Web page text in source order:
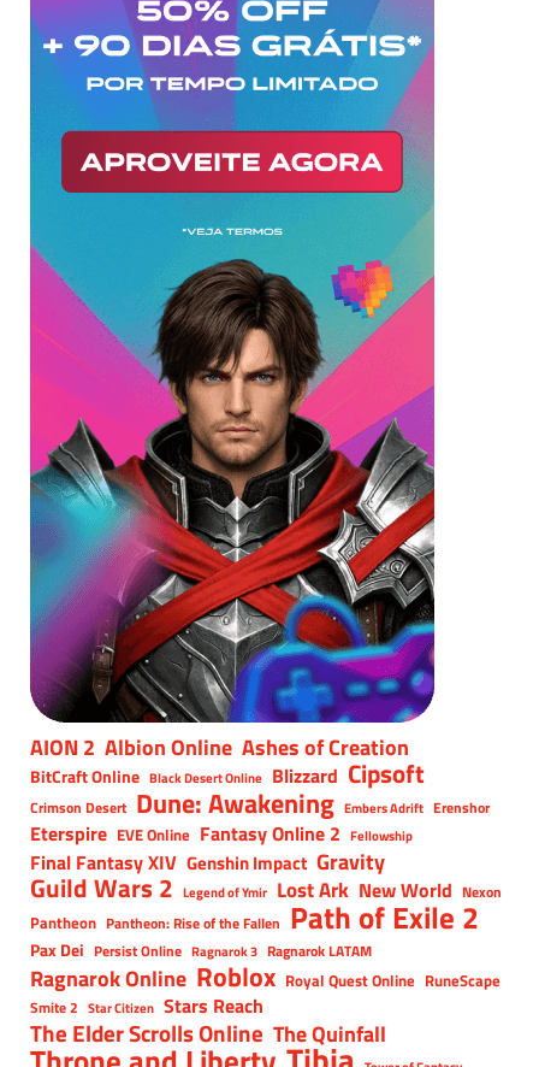
AION 2 Albion Online Ashes of Creation
BitCraft Online Black Desert Online Blizzard Cipsoft
Crimson Desert Dune: Awakening Embers Adrift Erenshor
Eterspire EVE Online Fantasy Online 2 Fellowship
Final Fantasy XIV Genshin Impact Gravity
Guild Wars 2 Legend of Ymir Lost Ark New World Nexon
Pantheon Pantheon: Rise of the Fallen Path of Exile 2
Pax Dei Persist Online Ragnarok 3 Ragnarok LATAM
Ragnarok Online Roblox Royal Quest Online RuneScape
Smite 2 Star Citizen Stars Reach
The Elder Scrolls Online The Quinfall